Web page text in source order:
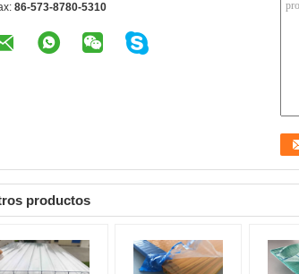
86-573-8780-5310
productos